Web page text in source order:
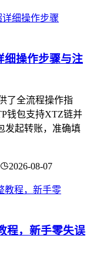
操作步骤与注
了全流程操作指
钱包支持XTZ链并
发起转账，准确填
2026-08-07
程，新手零失误